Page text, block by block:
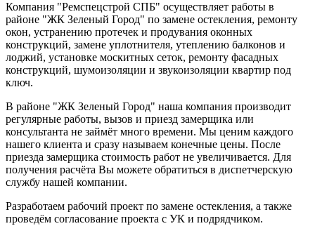
Компания "Ремспецстрой СПБ" осуществляет работы в
районе "ЖК Зеленый Город" по замене остекления, ремонту
окон, устранению протечек и продувания оконных
конструкций, замене уплотнителя, утеплению балконов и
лоджий, установке москитных сеток, ремонту фасадных
конструкций, шумоизоляции и звукоизоляции квартир под
ключ.
В районе "ЖК Зеленый Город" наша компания производит
регулярные работы, вызов и приезд замерщика или
консультанта не займёт много времени. Мы ценим каждого
нашего клиента и сразу называем конечные цены. После
приезда замерщика стоимость работ не увеличивается. Для
получения расчёта Вы можете обратиться в диспетчерскую
службу нашей компании.
Разработаем рабочий проект по замене остекления, а также
проведём согласование проекта с УК и подрядчиком.